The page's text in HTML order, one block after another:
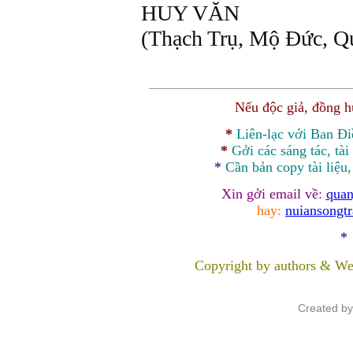
HUY VĂN
(Thạch Trụ, Mộ Đức,
Nếu độc giả, đồng
* Liên-lạc với Ban
* Gởi các sáng tác,
* Cần bản copy tài
Xin gởi email về:
hay:
*
Copyright by authors &
Created